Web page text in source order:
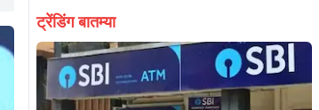
ट्रेंडिंग बातम्या